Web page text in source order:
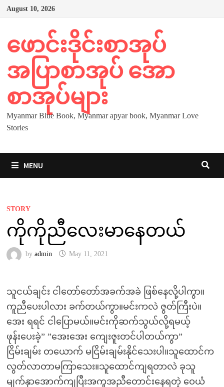
Skip
August 10, 2026
ဖောင်းဒိုင်းစာအုပ်
အပြာစာအုပ် အော
စာအုပ်များ
Myanmar Blue Book, Myanmar apyar book, Myanmar Love
Stories
MENU
STORY
ကိုကိုညီလေးမာနေတယ်
by admin May 11, 2021
သူငယ်ချင်း ငါတော်တော်အခက်အခဲ ဖြစ်နေလို့ပါကွာ။
ကူညီပေးပါလား ခက်တယ်ကွာ။မင်းကလဲ ဇွတ်ကြီးပဲ။
အေး ရရင် ငါပြောမယ်။မင်းကိုဆက်သွယ်လို့ရမယ့်
ဖုန်းပေးခဲ့” ”အေးအေး ကျေးဇူးတင်ပါတယ်ကွာ”
ငြိမ်းချမ်း တယောက် မငြိမ်းချမ်းနိုင်သေးပါ။သူထောင်က
လွတ်လာတာမကြာသေး။သူထောင်ကျရတာလဲ ခုသူ
မျက်နှာအောက်ကျပြီးအကူအညီတောင်းနေရတဲ့ ဝေယံ